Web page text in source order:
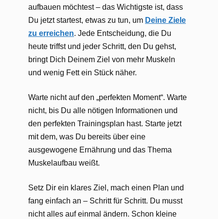
aufbauen möchtest – das Wichtigste ist, dass
Du jetzt startest, etwas zu tun, um Deine Ziele
zu erreichen. Jede Entscheidung, die Du
heute triffst und jeder Schritt, den Du gehst,
bringt Dich Deinem Ziel von mehr Muskeln
und wenig Fett ein Stück näher.
Warte nicht auf den „perfekten Moment“. Warte
nicht, bis Du alle nötigen Informationen und
den perfekten Trainingsplan hast. Starte jetzt
mit dem, was Du bereits über eine
ausgewogene Ernährung und das Thema
Muskelaufbau weißt.
Setz Dir ein klares Ziel, mach einen Plan und
fang einfach an – Schritt für Schritt. Du musst
nicht alles auf einmal ändern. Schon kleine